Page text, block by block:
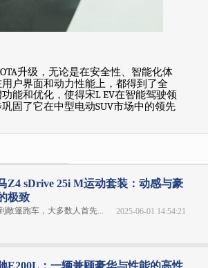
OTA升级，无论是在安全性、智能化体
户界面和动力性能上，都得到了全
能和优化，使得宋L EV在智能驾驶领
固了它在中型电动SUV市场中的领先
Z4 sDrive 25i M运动套装：动感与豪
极致
敞篷跑车，大多数人首先... 2025-06-01 14:54:21
E200L：一辆兼顾豪华与性能的高性